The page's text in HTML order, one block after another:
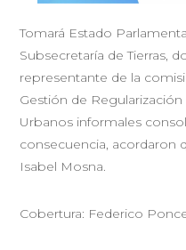
Tomará Estado
Subsecretaría de Tierras,
representante de la
Gestión de
Urbanos informales
consecuencia, acordaron
Isabel Mosna.
Cobertura: Federico